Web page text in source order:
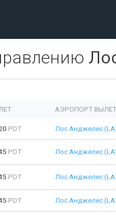
АЭРОПОРТ
PDT Лос Анджелес
PDT Лос Анджелес
PDT Лос Анджелес
PDT Лос Анджелес